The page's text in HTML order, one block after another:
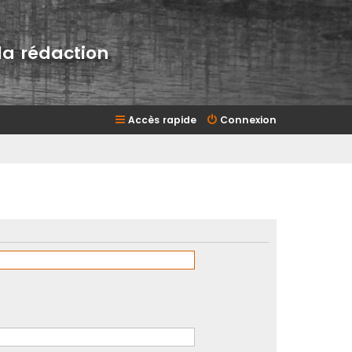
rédaction
Connexion
Accès rapide